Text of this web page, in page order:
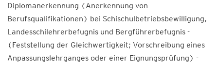
Diplomanerkennung (Anerkennung von
Berufsqualifikationen) bei Schischulbetriebsbewilligung,
Landesschilehrerbefugnis und Bergführerbefugnis -
(Feststellung der Gleichwertigkeit; Vorschreibung eines
Anpassungslehrganges oder einer Eignungsprüfung) -